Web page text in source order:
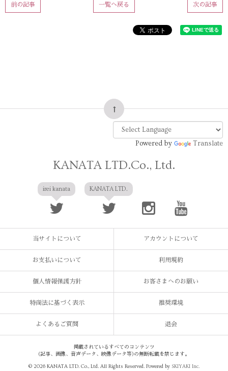
次の記事
一覧へ戻る
前の記事
Powered by Translate
KANATA LTD.Co., Ltd.
irei kanata KANATA LTD.
当サイトについて アカウントについて
お支払いについて 利用規約
個人情報保護方針 お客さまへのお願い
特商法に基づく表示 推奨環境
よくあるご質問 退会
掲載されているすべてのコンテンツ
(記事、画像、音声データ、映像データ等)の無断転載を禁じます。
© 2026 KANATA LTD. Co., Ltd. All Rights Reserved. Powered by SKIYAKI Inc.